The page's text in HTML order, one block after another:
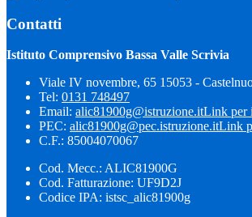
Contatti
Istituto Comprensivo Bassa Valle Scrivia
Viale IV novembre, 65 15053 -
Tel: 0131 748497
Email: alic81900g@istruzione.itLink per
PEC: alic81900g@pec.istruzione.itLink
C.F.: 85004070067
Cod. Mecc.: ALIC81900G
Cod. Fatturazione: UF9D2J
Codice IPA: istsc_alic81900g